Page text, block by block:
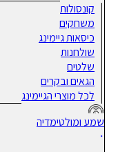
קונסולות
משחקים
כיסאות גיימינג
שולחנות
שלטים
הגאים ובקרים
לכל מוצרי הגיימינג
שמע ומולטימדיה